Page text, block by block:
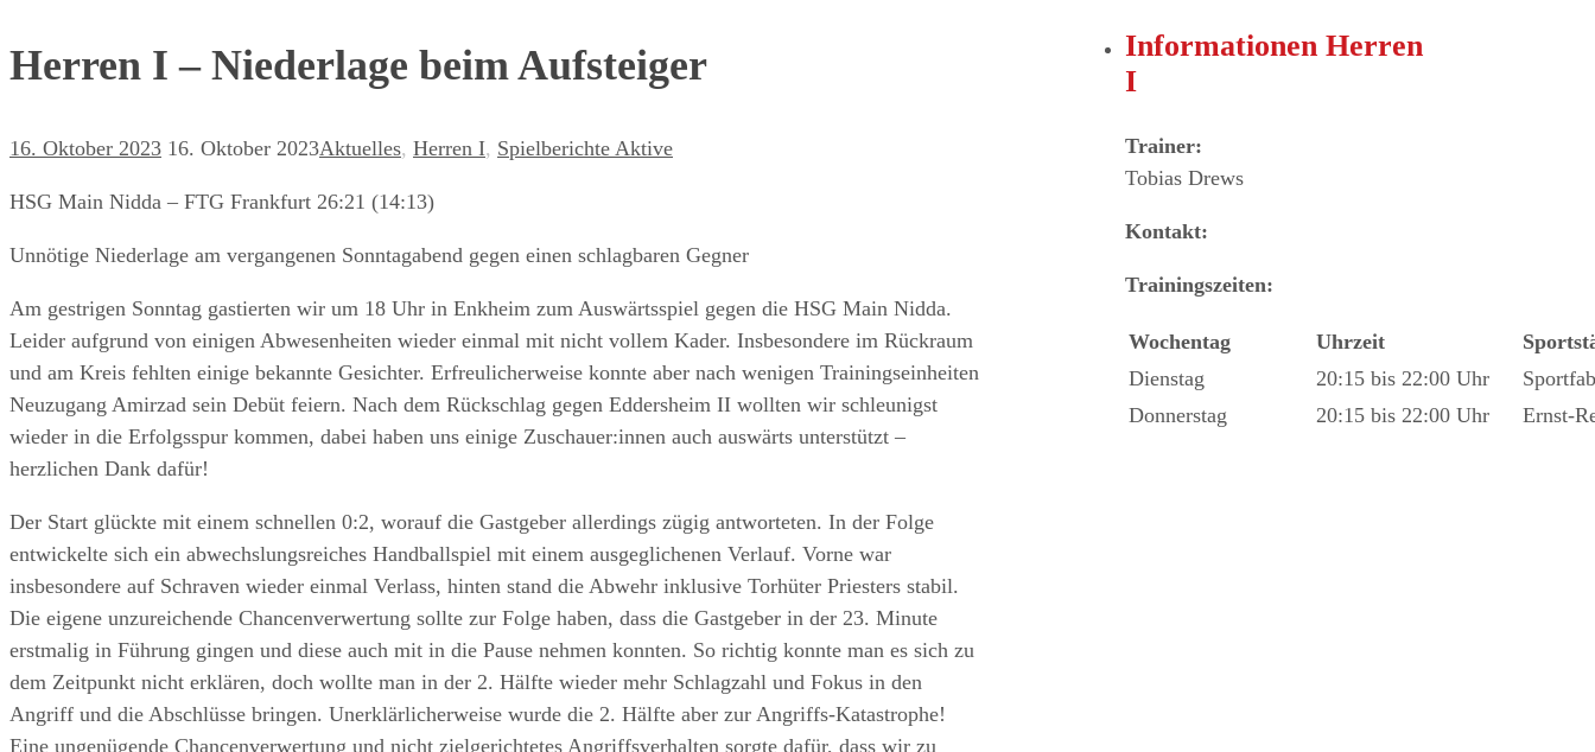
Herren I – Niederlage beim Aufsteiger
16. Oktober 2023 16. Oktober 2023Aktuelles, Herren I, Spielberichte Aktive
HSG Main Nidda – FTG Frankfurt 26:21 (14:13)
Unnötige Niederlage am vergangenen Sonntagabend gegen einen schlagbaren Gegner
Am gestrigen Sonntag gastierten wir um 18 Uhr in Enkheim zum Auswärtsspiel gegen die HSG Main Nidda.
Leider aufgrund von einigen Abwesenheiten wieder einmal mit nicht vollem Kader. Insbesondere im Rückraum
und am Kreis fehlten einige bekannte Gesichter. Erfreulicherweise konnte aber nach wenigen Trainingseinheiten
Neuzugang Amirzad sein Debüt feiern. Nach dem Rückschlag gegen Eddersheim II wollten wir schleunigst
wieder in die Erfolgsspur kommen, dabei haben uns einige Zuschauer:innen auch auswärts unterstützt –
herzlichen Dank dafür!
Der Start glückte mit einem schnellen 0:2, worauf die Gastgeber allerdings zügig antworteten. In der Folge
entwickelte sich ein abwechslungsreiches Handballspiel mit einem ausgeglichenen Verlauf. Vorne war
insbesondere auf Schraven wieder einmal Verlass, hinten stand die Abwehr inklusive Torhüter Priesters stabil.
Die eigene unzureichende Chancenverwertung sollte zur Folge haben, dass die Gastgeber in der 23. Minute
erstmalig in Führung gingen und diese auch mit in die Pause nehmen konnten. So richtig konnte man es sich zu
dem Zeitpunkt nicht erklären, doch wollte man in der 2. Hälfte wieder mehr Schlagzahl und Fokus in den
Angriff und die Abschlüsse bringen. Unerklärlicherweise wurde die 2. Hälfte aber zur Angriffs-Katastrophe!
Eine ungenügende Chancenverwertung und nicht zielgerichtetes Angriffsverhalten sorgte dafür, dass wir zu
Informationen Herren
I
Trainer:
Tobias Drews
Kontakt:
Trainingszeiten:
Wochentag Uhrzeit
Dienstag
20:15 bis 22:00 Uhr
Donnerstag
20:15 bis 22:00 Uhr Ernst-